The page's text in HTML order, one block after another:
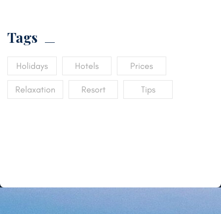
Tags
Holidays Hotels Prices
Relaxation Resort Tips